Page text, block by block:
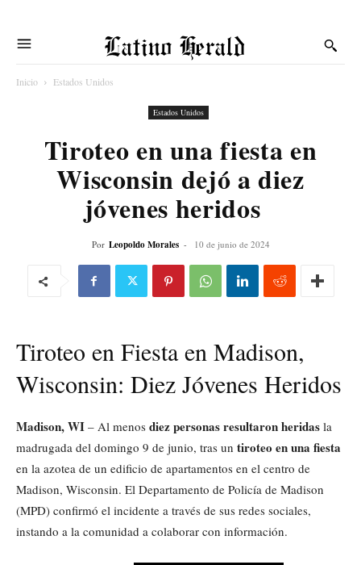
Latino Herald
Inicio Estados Unidos
Estados Unidos
Tiroteo en una fiesta en
Wisconsin dejó a diez
jóvenes heridos
Por Leopoldo Morales - 10 de junio de 2024
Tiroteo en Fiesta en Madison,
Wisconsin: Diez Jóvenes Heridos
Madison, WI – Al menos diez personas resultaron heridas la
madrugada del domingo 9 de junio, tras un tiroteo en una fiesta
en la azotea de un edificio de apartamentos en el centro de
Madison, Wisconsin. El Departamento de Policía de Madison
(MPD) confirmó el incidente a través de sus redes sociales,
instando a la comunidad a colaborar con información.